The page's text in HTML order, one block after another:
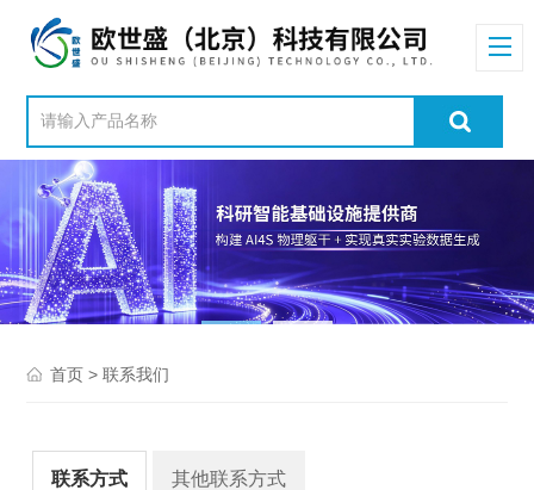
首页 > 联系我们
联系方式 其他联系方式